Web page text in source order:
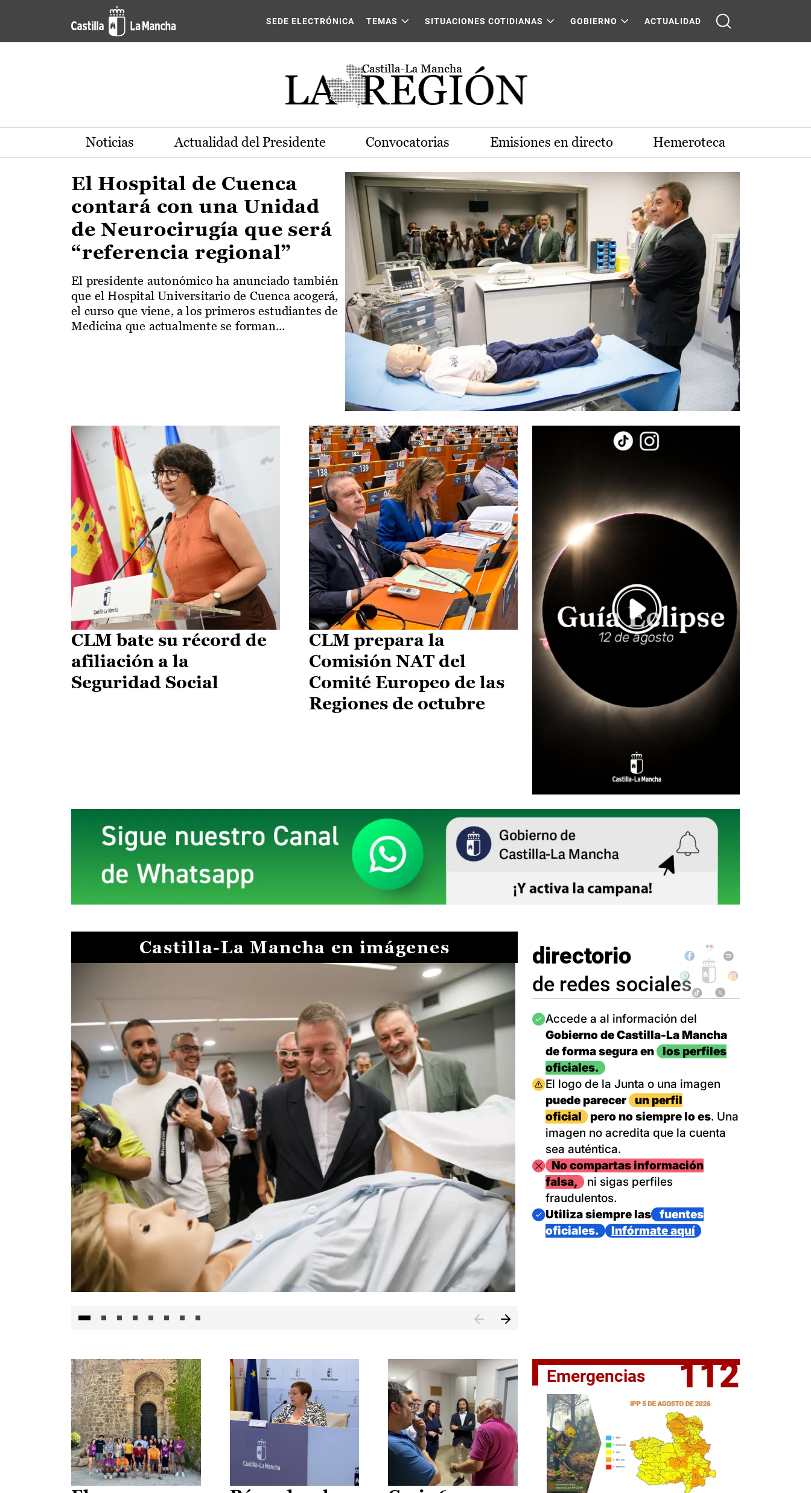
Pasar al contenido principal
Actualidad de la región de Castilla-La Mancha
SEDE ELECTRÓNICA TEMAS SITUACIONES COTIDIANAS GOBIERNO ACTUALIDAD
Noticias Actualidad del Presidente Convocatorias Emisiones en directo Hemeroteca
El Hospital de Cuenca
contará con una Unidad
de Neurocirugía que será
“referencia regional”
El presidente autonómico ha anunciado también
que el Hospital Universitario de Cuenca acogerá,
el curso que viene, a los primeros estudiantes de
Medicina que actualmente se forman...
CLM bate su récord de
afiliación a la
Seguridad Social
CLM prepara la
Comisión NAT del
Comité Europeo de las
Regiones de octubre
Castilla-La Mancha en imágenes
El jefe del Ejecutivo castellanomanchego, Emiliano García-
directorio
de redes sociales
Imagen
Accede a al información del
Gobierno de Castilla-La Mancha
de forma segura en
los perfiles
oficiales.
Imagen
El logo de la Junta o una imagen
puede parecer
un perfil
oficial
pero no siempre lo es. Una
imagen no acredita que la cuenta
sea auténtica.
ImagenNo compartas información
falsa,
ni sigas perfiles
fraudulentos.
Imagen
Utiliza siempre las
fuentes
oficiales.
Infórmate aquí
Emergencias 112